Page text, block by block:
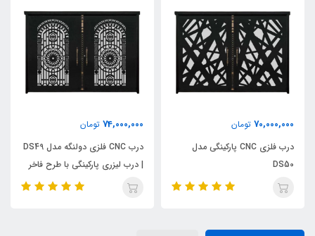
70,000,000 تومان
درب فلزی CNC پارکینگی مدل
DS50
74,000,000 تومان
درب CNC فلزی دولنگه مدل DS49
| درب لیزری پارکینگی با طرح فاخر